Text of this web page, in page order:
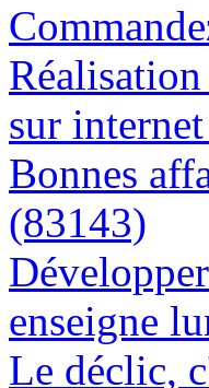
sur
Bonnes
(83143)
enseigne
Le déclic,